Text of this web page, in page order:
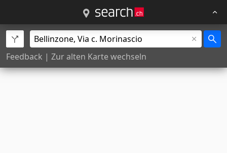
Feedback | Zur alten Karte wechseln